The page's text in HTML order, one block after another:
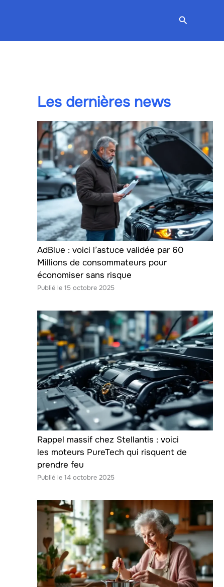
Les dernières news
AdBlue : voici l’astuce validée par 60
Millions de consommateurs pour
économiser sans risque
15 octobre 2025
Rappel massif chez Stellantis : voici
les moteurs PureTech qui risquent de
prendre feu
14 octobre 2025